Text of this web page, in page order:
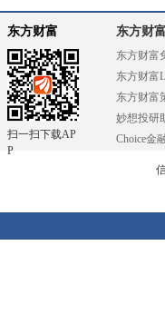
东方财富
扫一扫下载AP
P
东方财
东方财富
东方财富
东方财富
妙想投研
Choice金